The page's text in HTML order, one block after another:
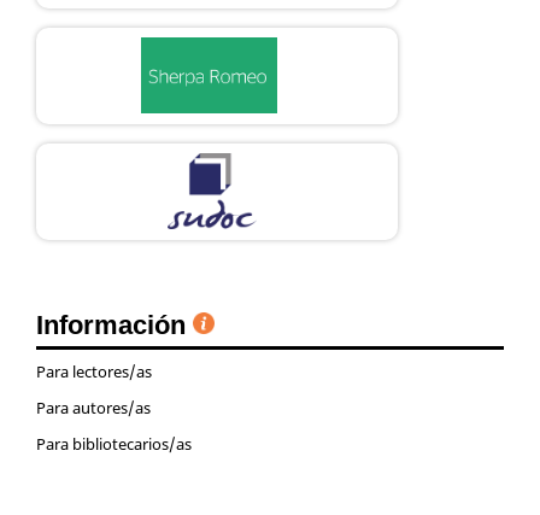
Información
Para lectores/as
Para autores/as
Para bibliotecarios/as